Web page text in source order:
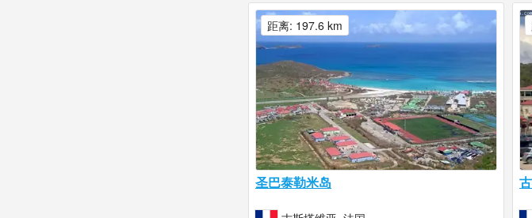
圣巴泰勒米岛
距离: 197.6 km